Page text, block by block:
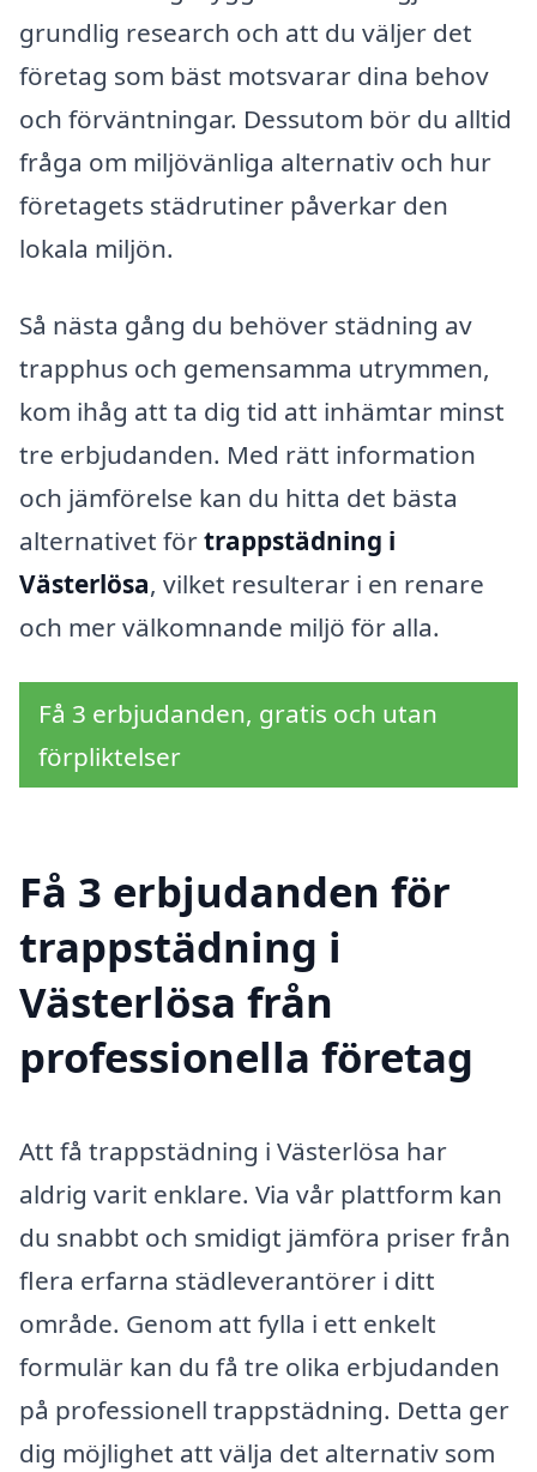
grundlig research och att du väljer det
företag som bäst motsvarar dina behov
och förväntningar. Dessutom bör du alltid
fråga om miljövänliga alternativ och hur
företagets städrutiner påverkar den
lokala miljön.
Så nästa gång du behöver städning av
trapphus och gemensamma utrymmen,
kom ihåg att ta dig tid att inhämtar minst
tre erbjudanden. Med rätt information
och jämförelse kan du hitta det bästa
alternativet förtrappstädning i
Västerlösa, vilket resulterar i en renare
och mer välkomnande miljö för alla.
Få 3 erbjudanden, gratis och utan
förpliktelser
Få 3 erbjudanden för
trappstädning i
Västerlösa från
professionella företag
Att få trappstädning i Västerlösa har
aldrig varit enklare. Via vår plattform kan
du snabbt och smidigt jämföra priser från
flera erfarna städleverantörer i ditt
område. Genom att fylla i ett enkelt
formulär kan du få tre olika erbjudanden
på professionell trappstädning. Detta ger
dig möjlighet att välja det alternativ som